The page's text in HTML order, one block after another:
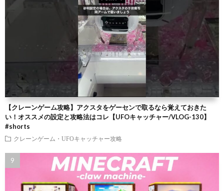
【クレーンゲーム攻略】アクスタをゲーセンで取るなら覚えておきた
い！オススメの設定と攻略法はコレ【UFOキャッチャー/VLOG-130】
#shorts
クレーンゲーム・UFOキャッチャー攻略